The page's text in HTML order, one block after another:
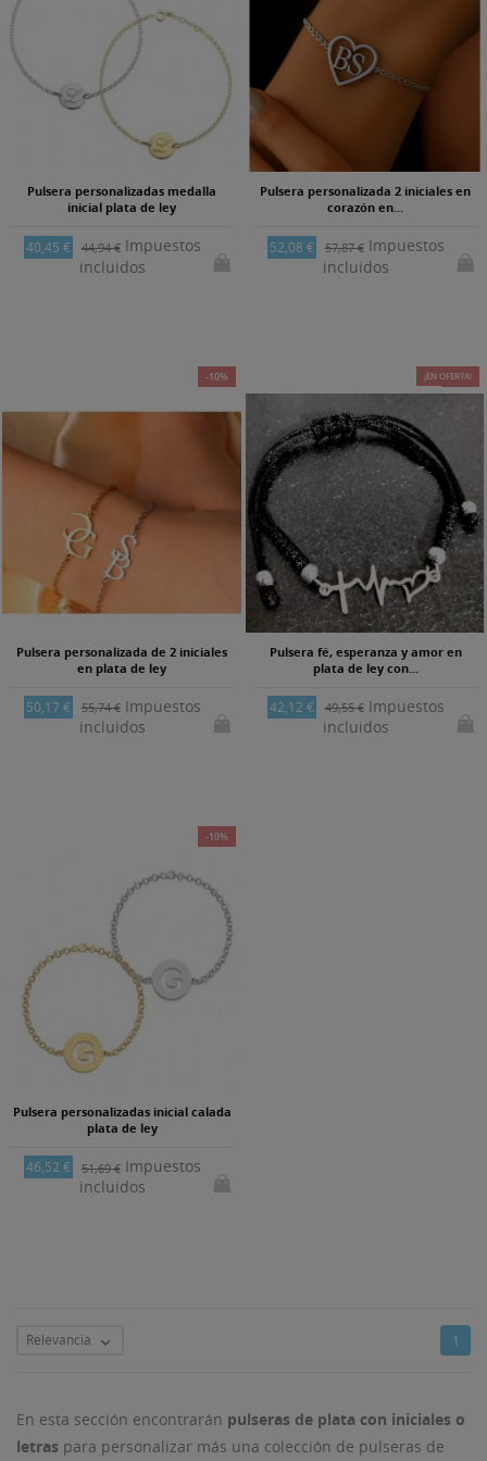
Pulsera personalizadas medalla
inicial plata de ley
40,45 € 44,94 €Impuestos
incluidos
Pulsera personalizada 2 iniciales en
corazón en...
52,08 € 57,87 €Impuestos
incluidos
-10%
Pulsera personalizada de 2 iniciales
en plata de ley
50,17 € 55,74 €Impuestos
incluidos
-15%
¡EN OFERTA!
Pulsera fé, esperanza y amor en
plata de ley con...
42,12 € 49,55 €Impuestos
incluidos
-10%
Pulsera personalizadas inicial calada
plata de ley
46,52 € 51,69 €Impuestos
incluidos
Relevancia  1
En esta sección encontrarán pulseras de plata con iniciales o
letras para personalizar más una colección de pulseras de